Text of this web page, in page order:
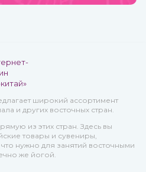
широкий ассортимент
и других восточных стран.
из этих стран. Здесь вы
товары и сувениры,
нужно для занятий восточными
же йогой.